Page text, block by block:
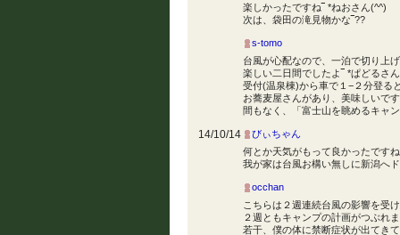
楽しかったですね‾ *ねおさん(^^)
次は、袋田の滝見物かな‾??
s-tomo
台風が心配なので、一泊で切り上
楽しい二日間でしたよ‾ *ぱどるさ
受付(温泉棟)から車で１−２分登る
お蕎麦屋さんがあり、美味しいで
間もなく、「富士山を眺めるキャ
14/10/14
びぃちゃん
何とか天気がもって良かったです
我が家は台風お構い無しに新潟へ
occhan
こちらは２週連続台風の影響を受
２週ともキャンプの計画がつぶれ
若干、僕の体に禁断症状が出てき